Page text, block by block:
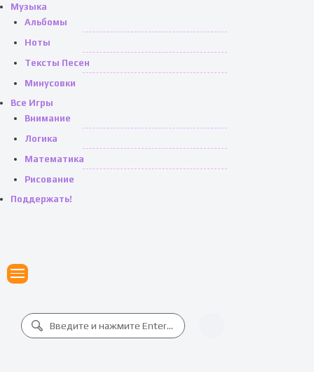
Музыка
Альбомы
Ноты
Тексты Песен
Минусовки
Все Игры
Внимание
Логика
Математика
Рисование
Поддержать!